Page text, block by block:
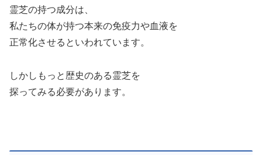
霊芝の持つ成分は、
私たちの体が持つ本来の免疫力や血液を
正常化させるといわれています。
しかしもっと歴史のある霊芝を
探ってみる必要があります。